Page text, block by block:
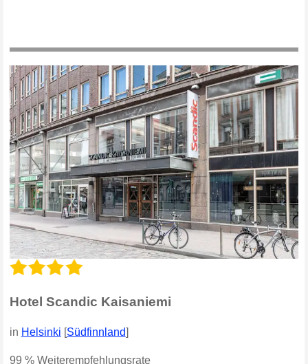
Hotel Scandic Kaisaniemi
in Helsinki [Südfinnland]
99 % Weiterempfehlungsrate